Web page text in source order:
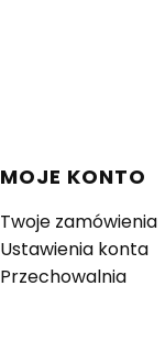
MOJE KONTO
Twoje zamówienia
Ustawienia konta
Przechowalnia